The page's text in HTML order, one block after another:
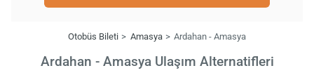
Otobüs Bileti Amasya Ardahan - Amasya
Ardahan - Amasya Ulaşım Alternatifleri